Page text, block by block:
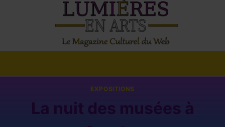
EXPOSITIONS